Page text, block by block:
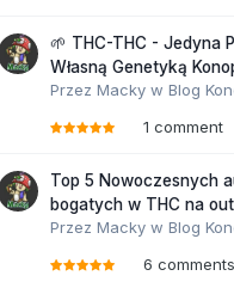
🌱 THC-THC - Jedyna
Własną Genetyką
Przez Macky w Blog
1 comment
Top 5 Nowoczesnych
bogatych w THC na
Przez Macky w Blog
6 comments